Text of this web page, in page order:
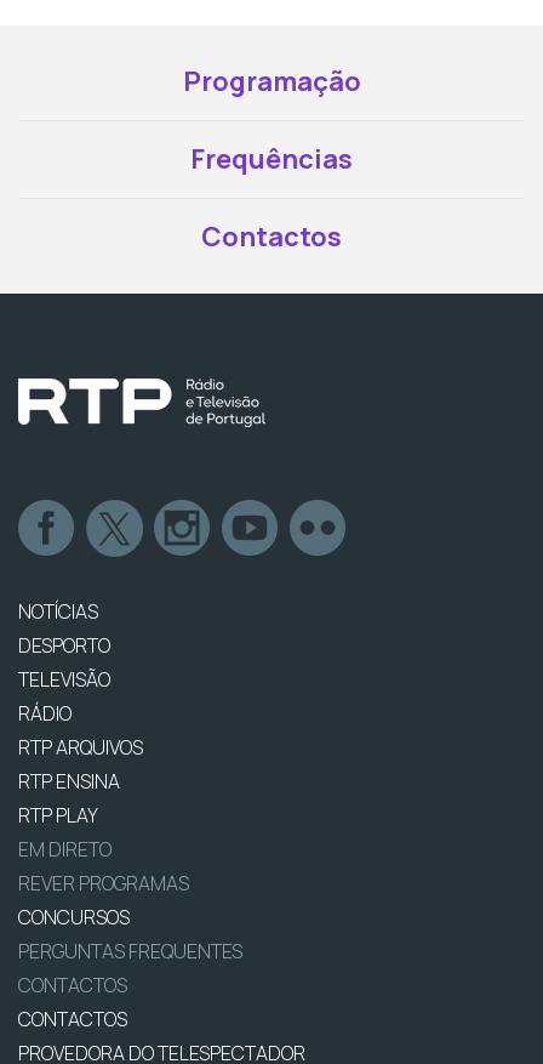
Programação
Frequências
Contactos
NOTÍCIAS
DESPORTO
TELEVISÃO
RÁDIO
RTP ARQUIVOS
RTP ENSINA
RTP PLAY
EM DIRETO
REVER PROGRAMAS
CONCURSOS
PERGUNTAS FREQUENTES
CONTACTOS
CONTACTOS
PROVEDORA DO TELESPECTADOR